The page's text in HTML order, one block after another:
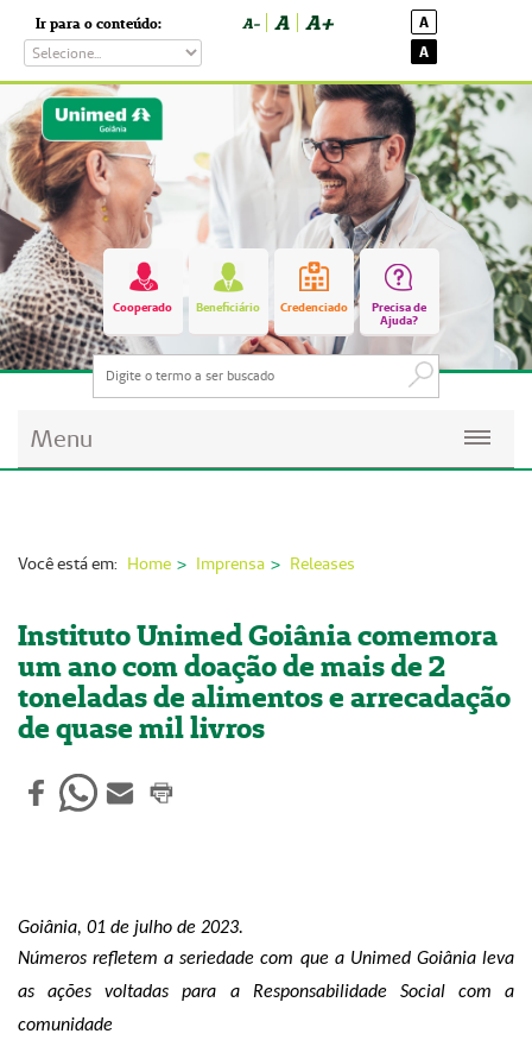
Ir para o conteúdo: A- A A+
A
A
Cooperado Beneficiário Credenciado
Precisa de
Ajuda?
Menu
Imprensa
Institucional
Fale Conosco
ANS
Você está em: Home Imprensa Releases
Instituto Unimed Goiânia comemora
um ano com doação de mais de 2
toneladas de alimentos e arrecadação
de quase mil livros
Goiânia, 01 de julho de 2023.
Números refletem a seriedade com que a Unimed Goiânia leva
as ações voltadas para a Responsabilidade Socialcom a
comunidade